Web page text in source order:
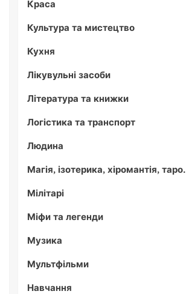
Краса
Культура та мистецтво
Кухня
Лікувульні засоби
Література та книжки
Логістика та транспорт
Людина
Магія, ізотерика, хіромантія, таро.
Мілітарі
Міфи та легенди
Музика
Мультфільми
Навчання